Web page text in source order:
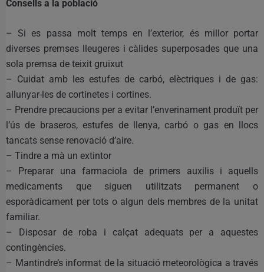
Consells a la població
– Si es passa molt temps en l’exterior, és millor portar
diverses premses lleugeres i càlides superposades que una
sola premsa de teixit gruixut
– Cuidat amb les estufes de carbó, elèctriques i de gas:
allunyar-les de cortinetes i cortines.
– Prendre precaucions per a evitar l’enverinament produït per
l’ús de braseros, estufes de llenya, carbó o gas en llocs
tancats sense renovació d’aire.
– Tindre a mà un extintor
– Preparar una farmaciola de primers auxilis i aquells
medicaments que siguen utilitzats permanent o
esporàdicament per tots o algun dels membres de la unitat
familiar.
– Disposar de roba i calçat adequats per a aquestes
contingències.
– Mantindre’s informat de la situació meteorològica a través